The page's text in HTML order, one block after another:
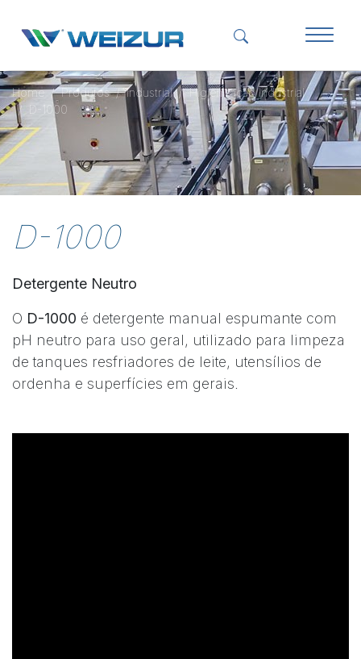
Home Produtos Industrial
Higienização Industrial
D-1000
D-1000
Detergente Neutro
O D-1000 é detergente manual espumante com
pH neutro para uso geral, utilizado para limpeza
de tanques resfriadores de leite, utensílios de
ordenha e superfícies em gerais.